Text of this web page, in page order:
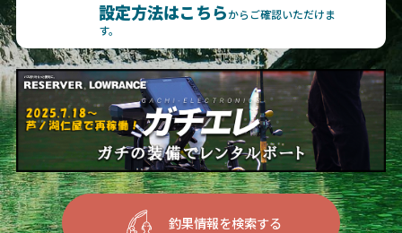
設定方法はこちらからご確認いただけま
す。
釣果情報を検索する